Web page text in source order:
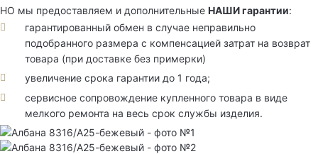
НО мы предоставляем и дополнительные НАШИ гарантии:
гарантированный обмен в случае неправильно
подобранного размера с компенсацией затрат на возврат
товара (при доставке без примерки)
увеличение срока гарантии до 1 года;
сервисное сопровождение купленного товара в виде
мелкого ремонта на весь срок службы изделия.